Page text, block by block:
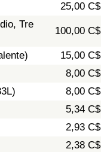
25,00 C$
Tre
100,00 C$
15,00 C$
8,00 C$
8,00 C$
5,34 C$
2,93 C$
2,38 C$